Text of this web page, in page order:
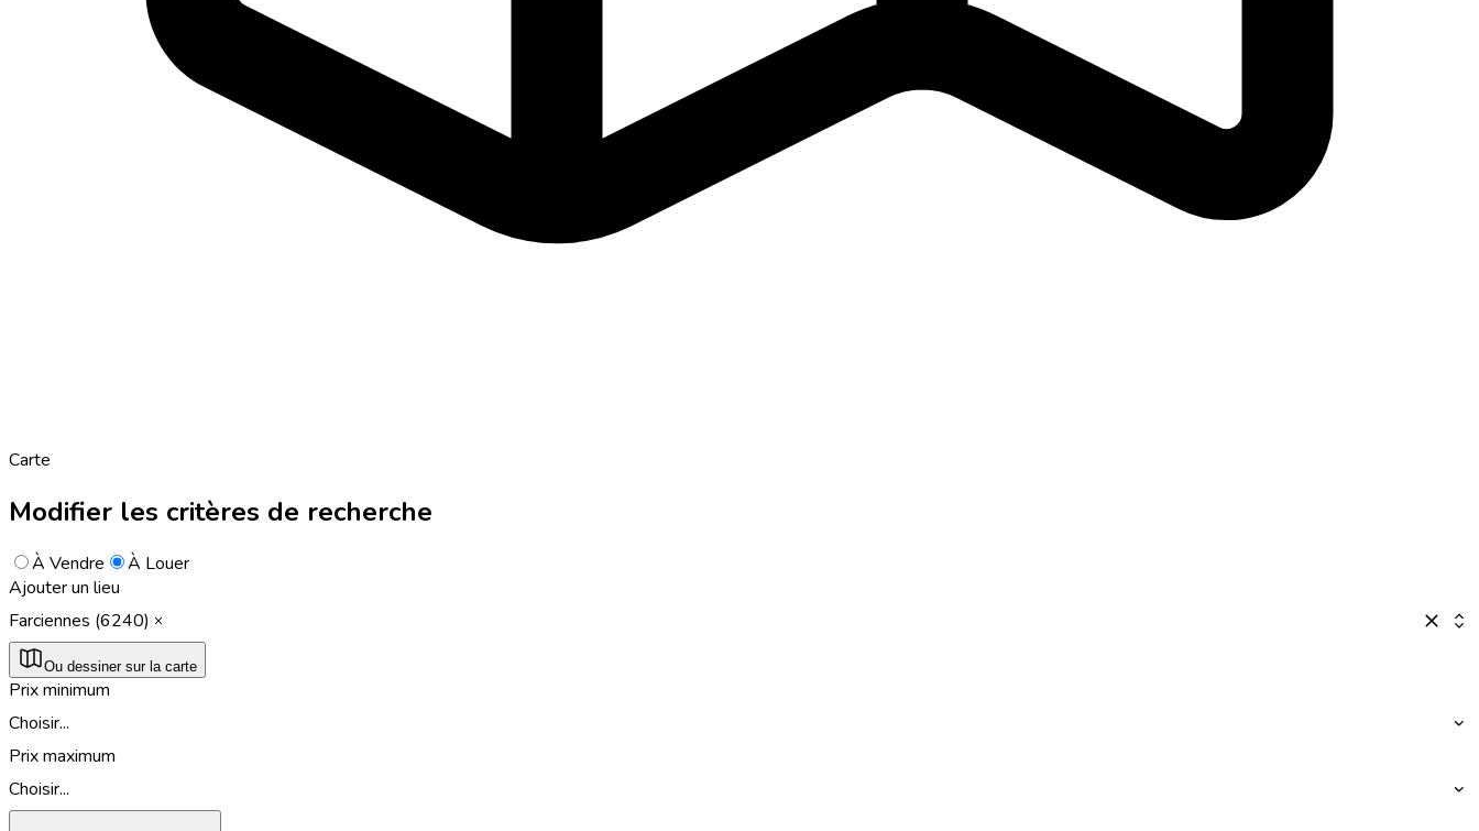
Carte
Modifier les critères de recherche
À Vendre
À Louer
Ajouter un lieu
Farciennes (6240)
Ou dessiner sur la carte
Prix minimum
Choisir...
Prix maximum
Choisir...